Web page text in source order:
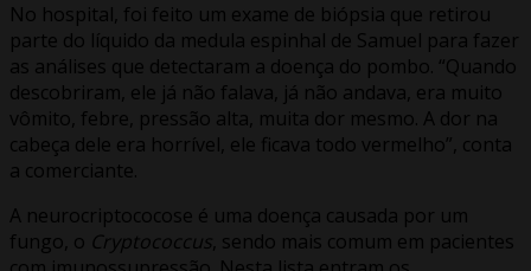
No hospital, foi feito um exame de biópsia que retirou
parte do líquido da medula espinhal de Samuel para fazer
as análises que detectaram a doença do pombo. “Quando
descobriram, ele já não falava, já não andava, era muito
vômito, febre, pressão alta, muita dor mesmo. A dor na
cabeça dele era horrível, ele ficava todo vermelho”, conta
a comerciante.
A neurocriptococose é uma doença causada por um
fungo, o Cryptococcus , sendo mais comum em pacientes